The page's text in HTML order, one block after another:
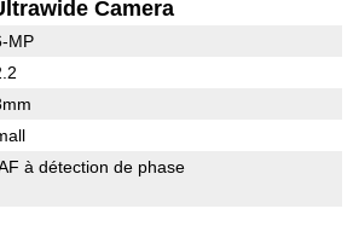
Camera
MP
à détection de phase